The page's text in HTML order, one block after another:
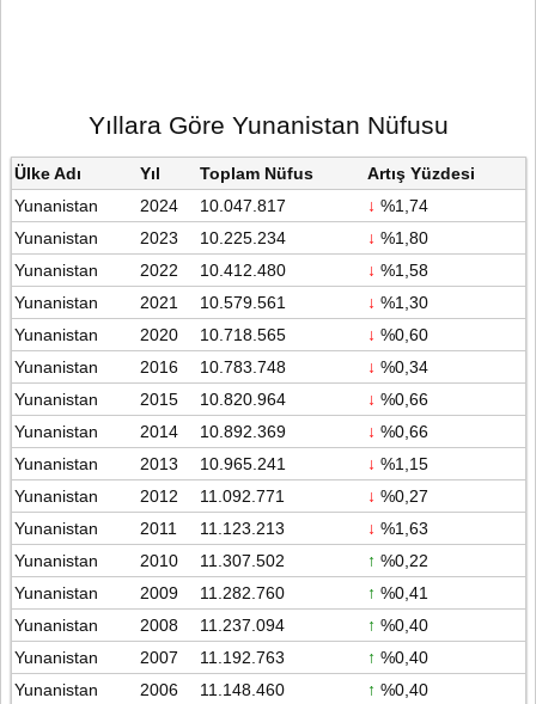
Yıllara Göre Yunanistan Nüfusu
Ülke Adı Yıl Toplam Nüfus
Artış Yüzdesi
Yunanistan
2024 10.047.817 ↓ %1,74
Yunanistan
2023 10.225.234 ↓ %1,80
Yunanistan
2022 10.412.480 ↓ %1,58
Yunanistan
2021 10.579.561 ↓ %1,30
Yunanistan
2020 10.718.565 ↓ %0,60
Yunanistan
2016 10.783.748 ↓ %0,34
Yunanistan
2015 10.820.964 ↓ %0,66
Yunanistan
2014 10.892.369 ↓ %0,66
Yunanistan
2013 10.965.241 ↓ %1,15
Yunanistan
2012 11.092.771 ↓ %0,27
Yunanistan
2011 11.123.213 ↓ %1,63
Yunanistan
2010 11.307.502 ↑ %0,22
Yunanistan
2009 11.282.760 ↑ %0,41
Yunanistan
2008 11.237.094 ↑ %0,40
Yunanistan
2007 11.192.763 ↑ %0,40
Yunanistan
2006 11.148.460 ↑ %0,40